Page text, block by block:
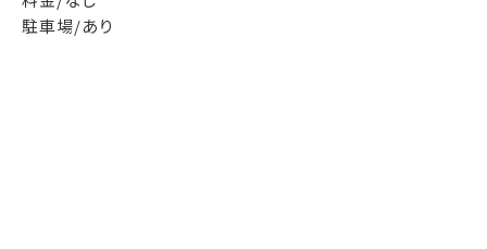
駐車場/あり